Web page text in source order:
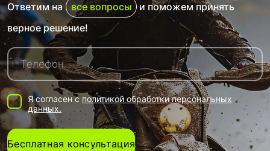
Ответим на все вопросы
и поможем принять
верное решение!
Я согласен с политикой обработки персональных
данных.
Бесплатная консультация